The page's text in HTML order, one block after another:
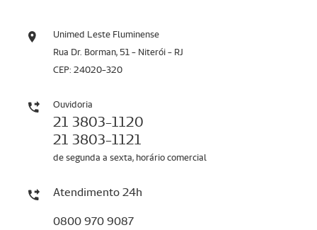
Unimed Leste Fluminense
Rua Dr. Borman, 51 - Niterói - RJ
CEP: 24020-320
Ouvidoria
21 3803-1120
21 3803-1121
de segunda a sexta, horário comercial
Atendimento 24h
0800 970 9087